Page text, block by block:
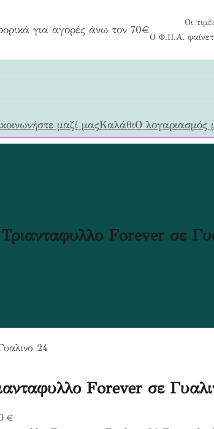
για αγορές άνω τον 70€
Οι
Ο Φ.Π.Α.
μαζί μαςΚαλάθιΟ λογαριασμός
Τριανταφυλλο Forever σε
24
Forever σε
€